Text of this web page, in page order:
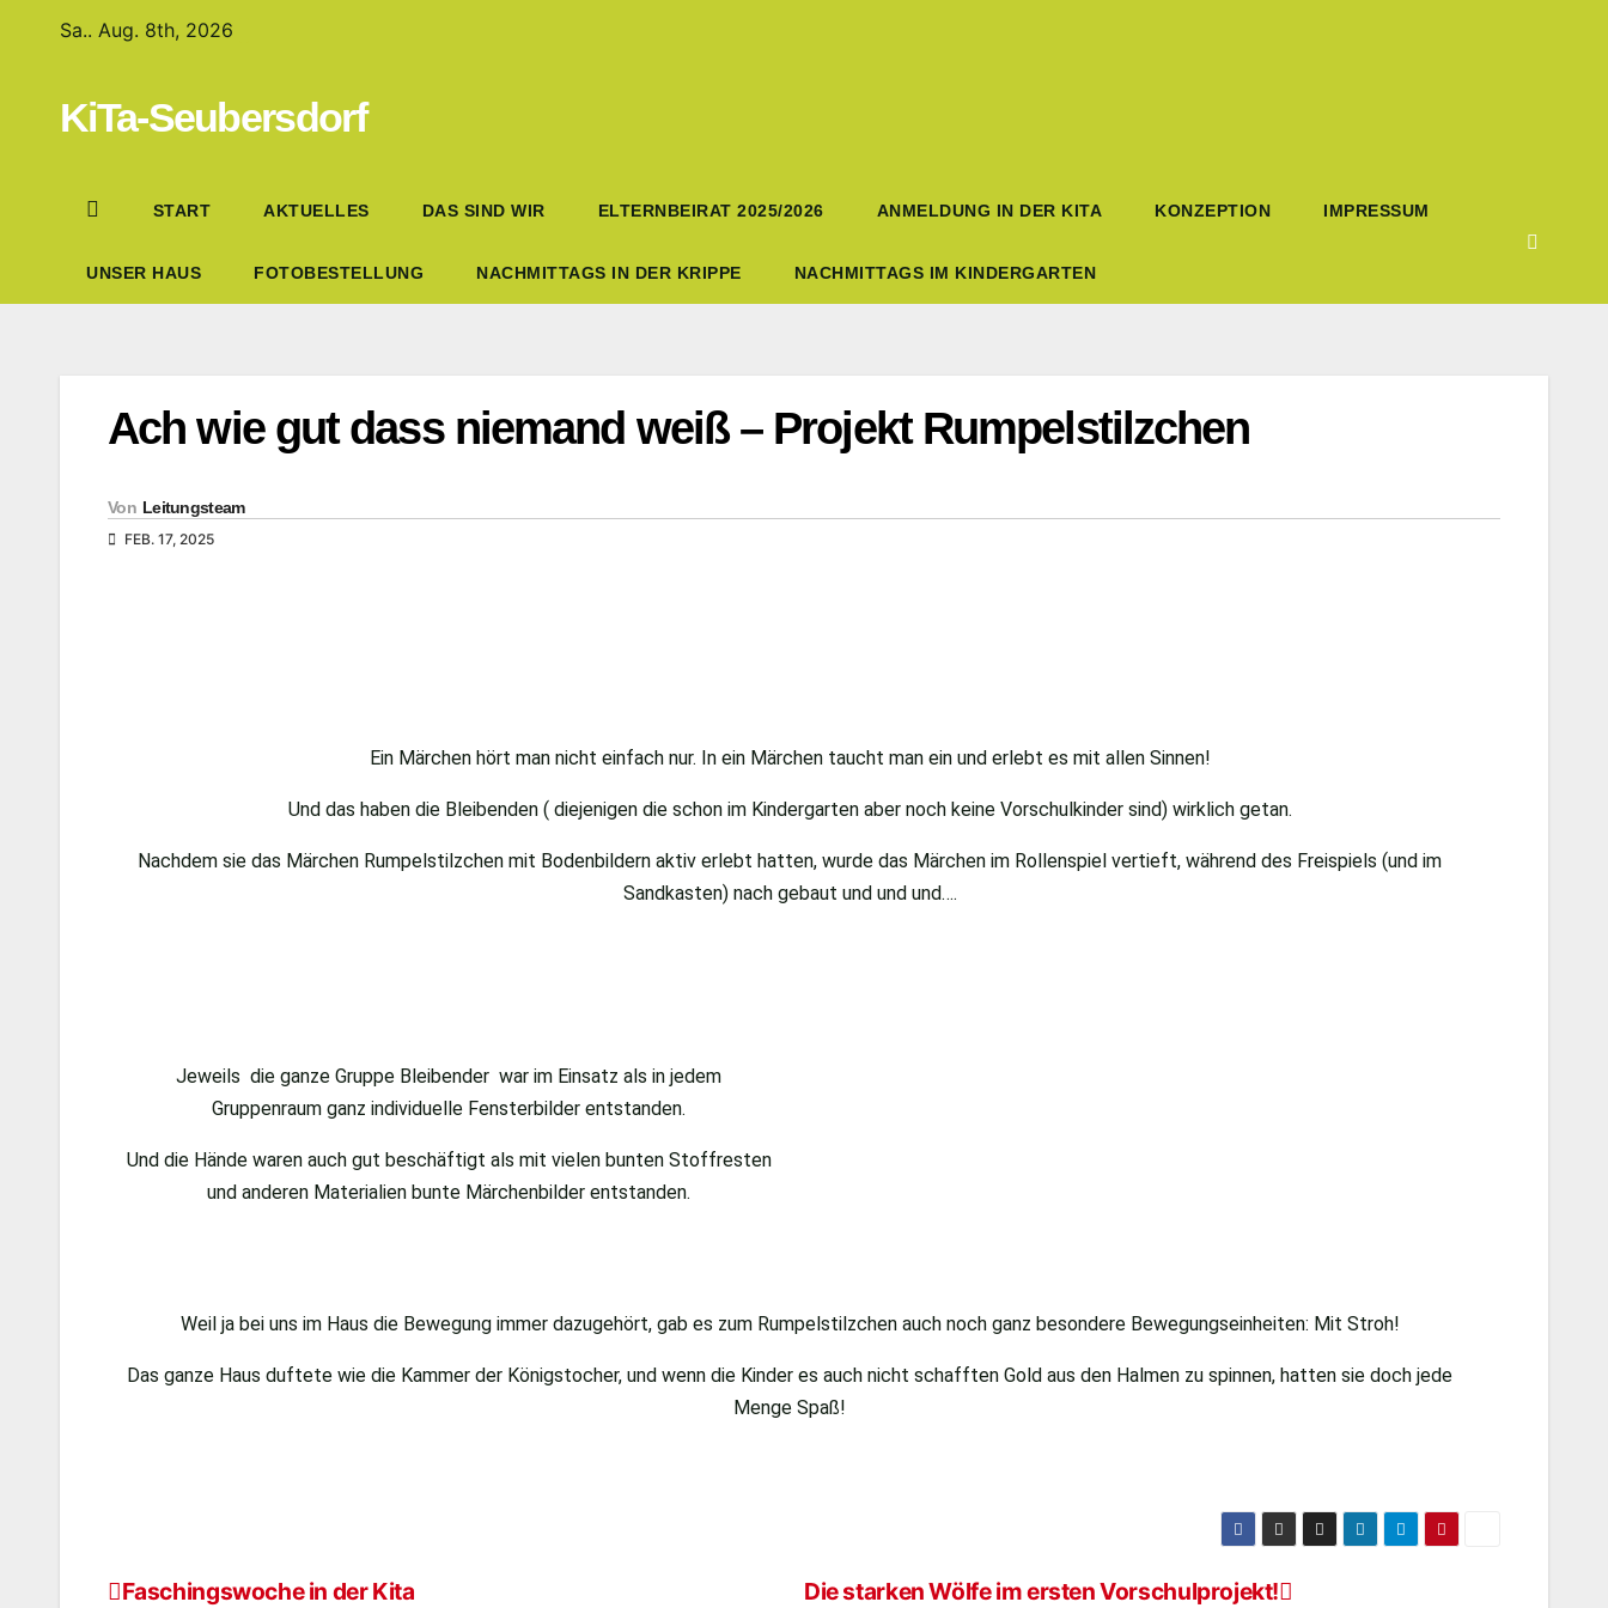
Sa.. Aug. 8th, 2026
KiTa-Seubersdorf
START AKTUELLES DAS SIND WIR ELTERNBEIRAT 2025/2026 ANMELDUNG IN DER KITA KONZEPTION IMPRESSUM
UNSER HAUS FOTOBESTELLUNG NACHMITTAGS IN DER KRIPPE NACHMITTAGS IM KINDERGARTEN
Ach wie gut dass niemand weiß – Projekt Rumpelstilzchen
Von Leitungsteam
FEB. 17, 2025
Ein Märchen hört man nicht einfach nur. In ein Märchen taucht man ein und erlebt es mit allen Sinnen!
Und das haben die Bleibenden ( diejenigen die schon im Kindergarten aber noch keine Vorschulkinder sind) wirklich getan.
Nachdem sie das Märchen Rumpelstilzchen mit Bodenbildern aktiv erlebt hatten, wurde das Märchen im Rollenspiel vertieft, während des Freispiels (und im
Sandkasten) nach gebaut und und und….
Jeweils die ganze Gruppe Bleibender war im Einsatz als in jedem
Gruppenraum ganz individuelle Fensterbilder entstanden.
Und die Hände waren auch gut beschäftigt als mit vielen bunten Stoffresten
und anderen Materialien bunte Märchenbilder entstanden.
Weil ja bei uns im Haus die Bewegung immer dazugehört, gab es zum Rumpelstilzchen auch noch ganz besondere Bewegungseinheiten: Mit Stroh!
Das ganze Haus duftete wie die Kammer der Königstocher, und wenn die Kinder es auch nicht schafften Gold aus den Halmen zu spinnen, hatten sie doch jede
Menge Spaß!
Die starken Wölfe im ersten Vorschulprojekt!
Faschingswoche in der Kita